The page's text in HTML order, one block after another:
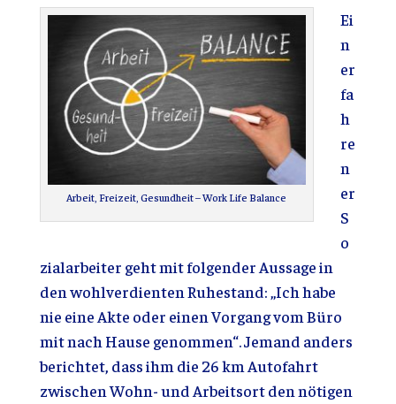
Arbeit, Freizeit, Gesundheit – Work Life Balance
Ei
n
er
fa
h
re
n
er
S
o
zialarbeiter geht mit folgender Aussage in
den wohlverdienten Ruhestand: „Ich habe
nie eine Akte oder einen Vorgang vom Büro
mit nach Hause genommen“. Jemand anders
berichtet, dass ihm die 26 km Autofahrt
zwischen Wohn- und Arbeitsort den nötigen